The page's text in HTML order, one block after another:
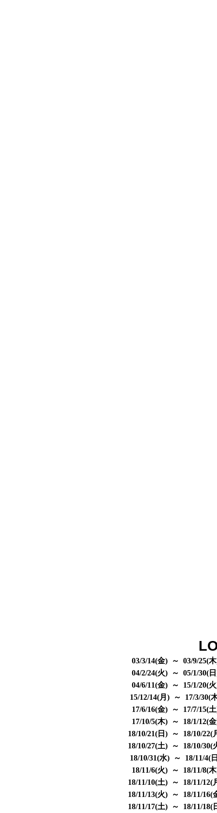
03/3/14(金) ～ 03/9/25(
04/2/24(火) ～ 05/1/30(
04/6/11(金) ～ 15/1/20(
15/12/14(月) ～ 17/3/30(
17/6/16(金) ～ 17/7/15(
17/10/5(木) ～ 18/1/12(
18/10/21(日) ～ 18/10/
18/10/27(土) ～ 18/10/
18/10/31(水) ～ 18/11/4(
18/11/6(火) ～ 18/11/8(
18/11/10(土) ～ 18/11/
18/11/13(火) ～ 18/11/
18/11/17(土) ～ 18/11/